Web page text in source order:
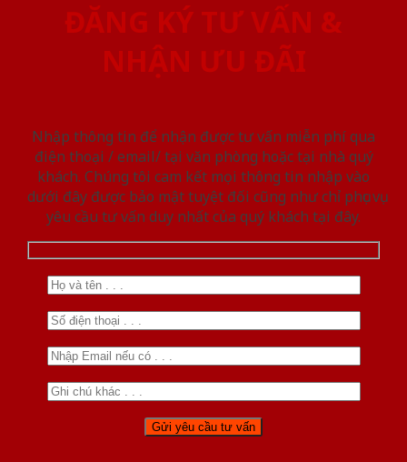
ĐĂNG KÝ TƯ VẤN &
NHẬN ƯU ĐÃI
Nhập thông tin để nhận được tư vấn miễn phí qua
điện thoại / email/ tại văn phòng hoặc tại nhà quý
khách. Chúng tôi cam kết mọi thông tin nhập vào
dưới đây được bảo mật tuyệt đối cũng như chỉ phục vụ
yêu cầu tư vấn duy nhất của quý khách tại đây.